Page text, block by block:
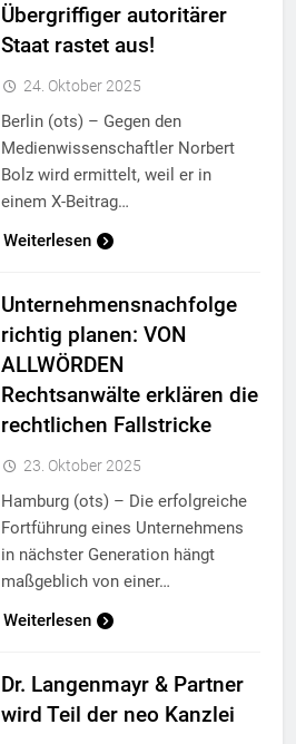
Übergriffiger autoritärer
Staat rastet aus!
24. Oktober 2025
Berlin (ots) – Gegen den
Medienwissenschaftler Norbert
Bolz wird ermittelt, weil er in
einem X-Beitrag…
Weiterlesen
Unternehmensnachfolge
richtig planen: VON
ALLWÖRDEN
Rechtsanwälte erklären die
rechtlichen Fallstricke
23. Oktober 2025
Hamburg (ots) – Die erfolgreiche
Fortführung eines Unternehmens
in nächster Generation hängt
maßgeblich von einer…
Weiterlesen
Dr. Langenmayr & Partner
wird Teil der neo Kanzlei